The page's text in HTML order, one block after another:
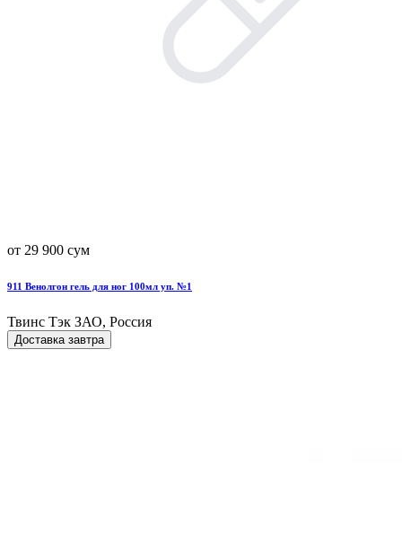
от 29 900 сум
911 Венолгон гель для ног 100мл уп. №1
Твинс Тэк ЗАО, Россия
Доставка завтра